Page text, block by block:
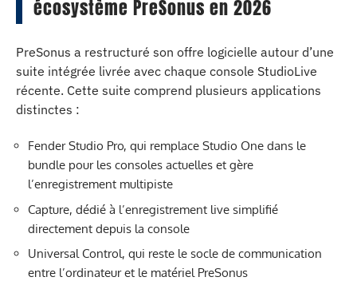
écosystème PreSonus en 2026
PreSonus a restructuré son offre logicielle autour d’une
suite intégrée livrée avec chaque console StudioLive
récente. Cette suite comprend plusieurs applications
distinctes :
Fender Studio Pro, qui remplace Studio One dans le
bundle pour les consoles actuelles et gère
l’enregistrement multipiste
Capture, dédié à l’enregistrement live simplifié
directement depuis la console
Universal Control, qui reste le socle de communication
entre l’ordinateur et le matériel PreSonus